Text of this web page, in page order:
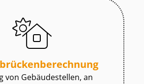
von Gebäudestellen, an